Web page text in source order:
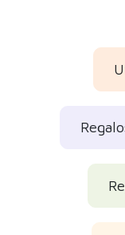
Diseñado en
Es una buena
Sobre la marca